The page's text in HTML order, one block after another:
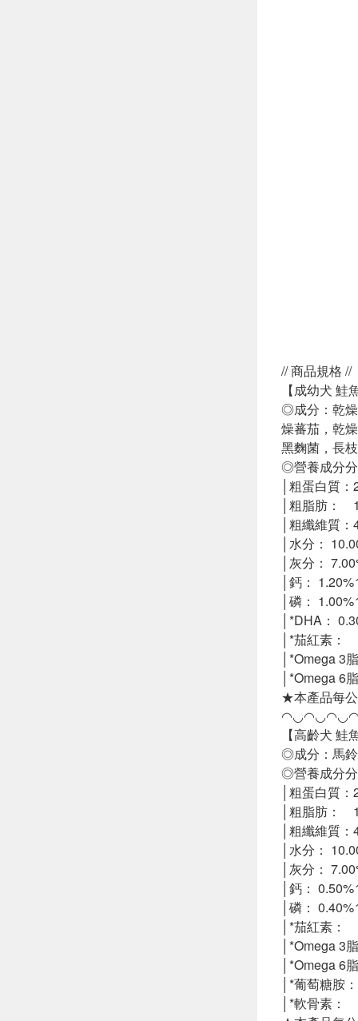
// 商品規格 //
【成幼犬
◎成分：乾燥
燥蕃茄，乾
黑麴菌，長
◎營養成分
│粗蛋白質
│粗脂肪：
│粗纖維質
│水分：
│灰分：
│鈣：
│磷：
│*DHA：
│*茄紅素
│*Omega 3
│*Omega 6
★本產品每
【高齡犬
◎成分：馬
◎營養成分
│粗蛋白質
│粗脂肪：
│粗纖維質
│水分：
│灰分：
│鈣：
│磷：
│*茄紅素
│*Omega 3
│*Omega 6
│*葡萄糖胺
│*軟骨素